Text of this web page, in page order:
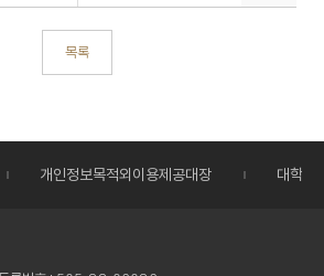
목록
개인정보목적외이용제공대장 대학정